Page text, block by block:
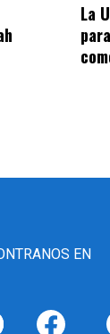
La
EN